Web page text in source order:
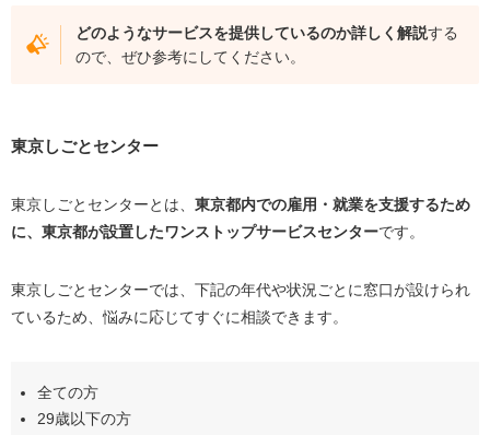
同僚
自分に合った転職サービスを見極める
転職相談の電話で相性の良いエージェントを見極める方
志望する業界・職種の支援実績があるか
電話での転職相談に関するよくある質問
どのようなサービスを提供しているのか詳しく解説する
ので、ぜひ参考にしてください。
東京しごとセンター
東京しごとセンターとは、 東京都内での雇用・就業を支援するため
に、東京都が設置したワンストップサービスセンターです。
東京しごとセンターでは、下記の年代や状況ごとに窓口が設けられ
ているため、悩みに応じてすぐに相談できます。
全ての方
29歳以下の方